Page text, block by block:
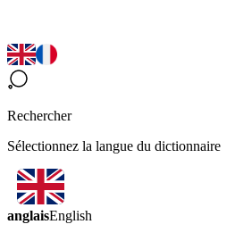
Rechercher
Sélectionnez la langue du dictionnaire
anglaisEnglish